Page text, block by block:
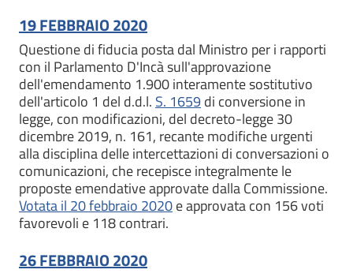
19 FEBBRAIO 2020
Questione di fiducia posta dal Ministro per i rapporti
con il Parlamento D'Incà sull'approvazione
dell'emendamento 1.900 interamente sostitutivo
dell'articolo 1 del d.d.l. S. 1659di conversione in
legge, con modificazioni, del decreto-legge 30
dicembre 2019, n. 161, recante modifiche urgenti
alla disciplina delle intercettazioni di conversazioni o
comunicazioni, che recepisce integralmente le
proposte emendative approvate dalla Commissione.
Votata il 20 febbraio 2020e approvata con 156 voti
favorevoli e 118 contrari.
26 FEBBRAIO 2020